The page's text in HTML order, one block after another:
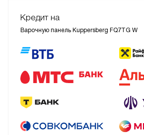
Кредит на
Варочную панель Kuppersberg FQ7TG W